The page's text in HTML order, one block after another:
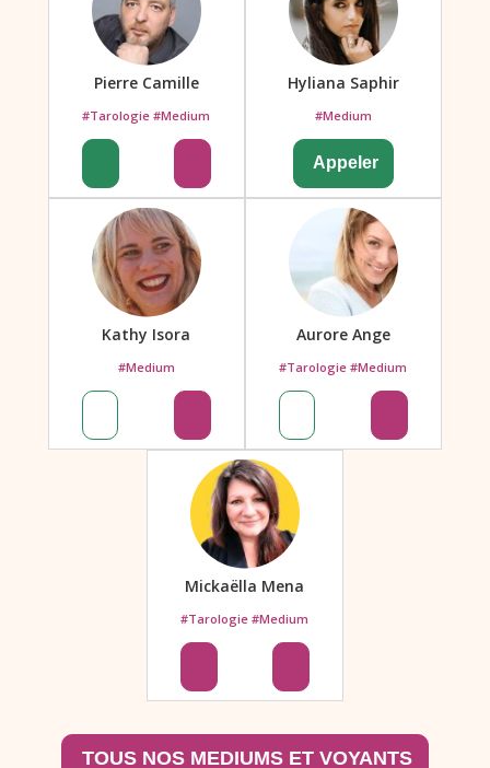
Pierre Camille
#Tarologie #Medium
Hyliana Saphir
#Medium
Kathy Isora
#Medium
Aurore Ange
#Tarologie #Medium
Mickaëlla Mena
#Tarologie #Medium